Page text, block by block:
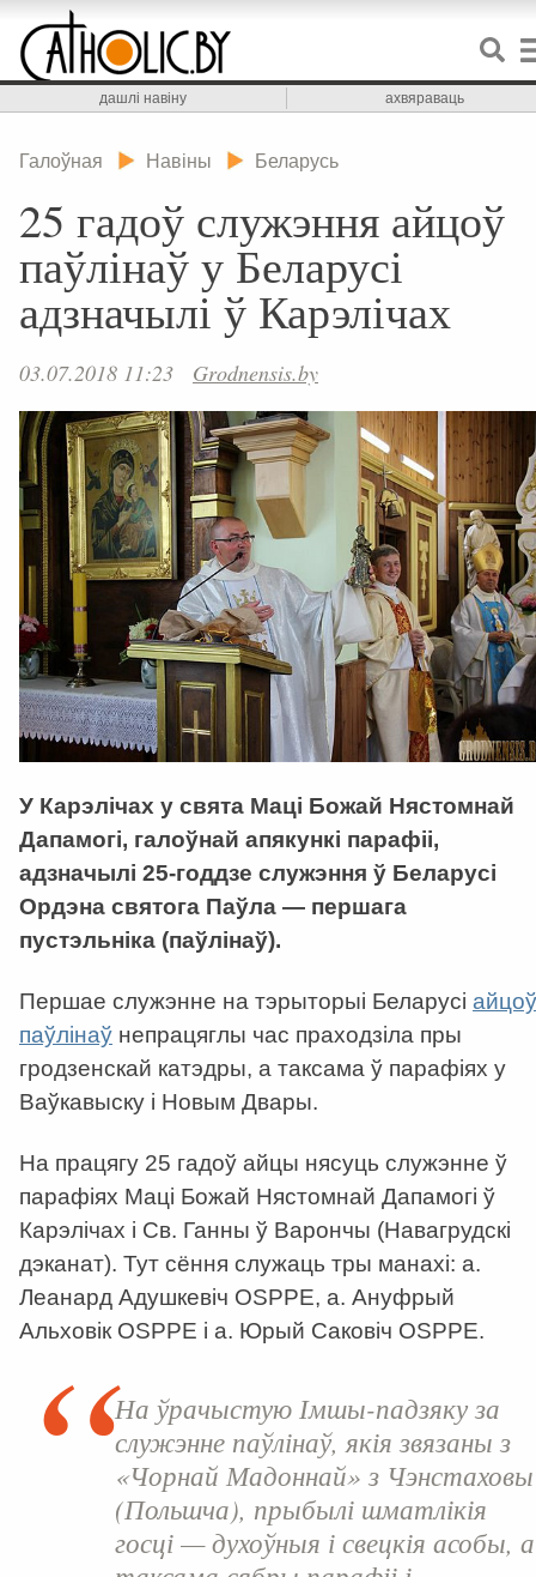
дашлі навіну ахвяраваць
Галоўная Навіны Беларусь
25 гадоў служэння айцоў
паўлінаў у Беларусі
адзначылі ў Карэлічах
03.07.2018 11:23 Grodnensis.by
У Карэлічах у свята Маці Божай Нястомнай
Дапамогі, галоўнай апякункі парафіі,
адзначылі 25-годдзе служэння ў Беларусі
Ордэна святога Паўла — першага
пустэльніка (паўлінаў).
Першае служэнне на тэрыторыі Беларусі айцоў
паўлінаў непрацяглы час праходзіла пры
гродзенскай катэдры, а таксама ў парафіях у
Ваўкавыску і Новым Двары.
На працягу 25 гадоў айцы нясуць служэнне ў
парафіях Маці Божай Нястомнай Дапамогі ў
Карэлічах і Св. Ганны ў Варончы (Навагрудскі
дэканат). Тут сёння служаць тры манахі: а.
Леанард Адушкевіч OSPPE, а. Ануфрый
Альховік OSPPE і а. Юрый Саковіч OSPPE.
На ўрачыстую Імшы-падзяку за
служэнне паўлінаў, якія звязаны з
«Чорнай Мадоннай» з Чэнстаховы
(Польшча), прыбылі шматлікія
госці — духоўныя і свецкія асобы, а